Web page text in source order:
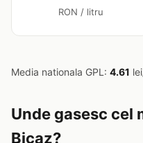
RON / litru
Media nationala GPL: 4.61
Unde gasesc cel
Bicaz?